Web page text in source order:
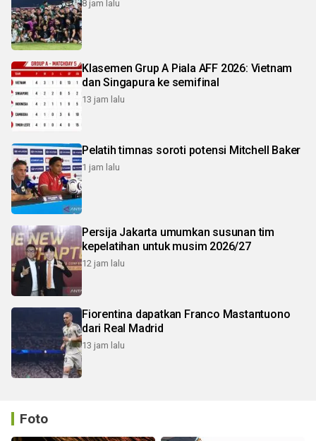
8 jam lalu
Klasemen Grup A Piala AFF 2026: Vietnam
dan Singapura ke semifinal
13 jam lalu
Pelatih timnas soroti potensi Mitchell Baker
1 jam lalu
Persija Jakarta umumkan susunan tim
kepelatihan untuk musim 2026/27
12 jam lalu
Fiorentina dapatkan Franco Mastantuono
dari Real Madrid
13 jam lalu
Foto